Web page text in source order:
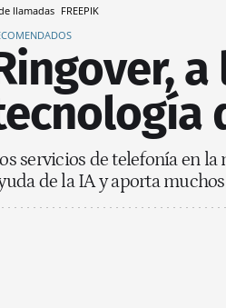
llamadas FREEPIK
servicios de telefonía en
de la IA y aporta